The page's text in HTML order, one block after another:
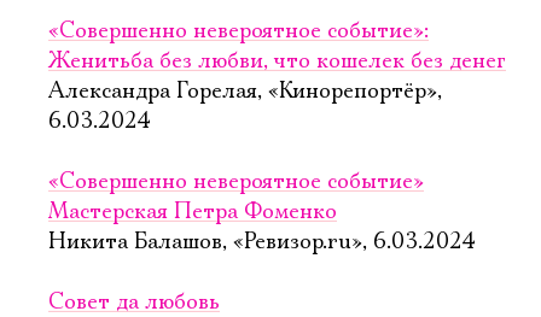
«Совершенно невероятное событие»:
Женитьба без любви, что кошелек без денег
Александра Горелая, «Кинорепортёр»,
6.03.2024
«Совершенно невероятное событие»
Мастерская Петра Фоменко
Никита Балашов, «Ревизор.ru», 6.03.2024
Совет да любовь